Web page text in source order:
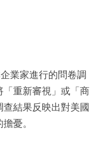
業家進行的問卷調
「重新審視」或「商
結果反映出對美國
憂。